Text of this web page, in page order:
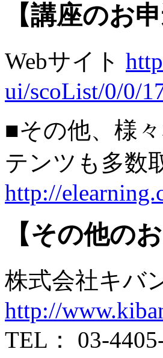
【講座のお
Webサイト
ui/scoList/0/0/
■その他、様
テンツも多
http://
【その他の
株式会社キ
http://
TEL： 03-